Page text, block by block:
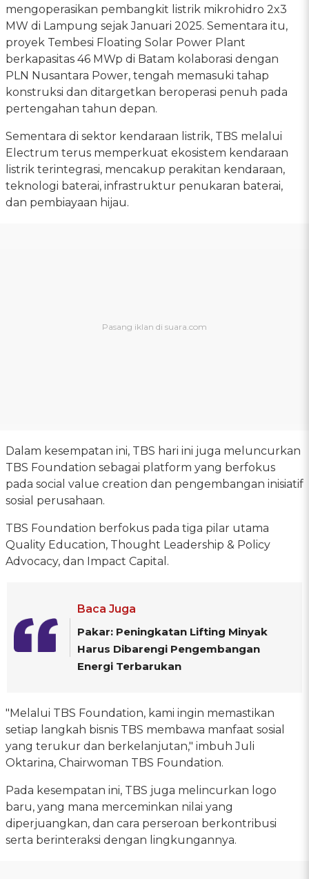
mengoperasikan pembangkit listrik mikrohidro 2x3
MW di Lampung sejak Januari 2025. Sementara itu,
proyek Tembesi Floating Solar Power Plant
berkapasitas 46 MWp di Batam kolaborasi dengan
PLN Nusantara Power, tengah memasuki tahap
konstruksi dan ditargetkan beroperasi penuh pada
pertengahan tahun depan.
Sementara di sektor kendaraan listrik, TBS melalui
Electrum terus memperkuat ekosistem kendaraan
listrik terintegrasi, mencakup perakitan kendaraan,
teknologi baterai, infrastruktur penukaran baterai,
dan pembiayaan hijau.
Dalam kesempatan ini, TBS hari ini juga meluncurkan
TBS Foundation sebagai platform yang berfokus
pada social value creation dan pengembangan inisiatif
sosial perusahaan.
TBS Foundation berfokus pada tiga pilar utama
Quality Education, Thought Leadership & Policy
Advocacy, dan Impact Capital.
Baca Juga
Pakar: Peningkatan Lifting Minyak
Harus Dibarengi Pengembangan
Energi Terbarukan
"Melalui TBS Foundation, kami ingin memastikan
setiap langkah bisnis TBS membawa manfaat sosial
yang terukur dan berkelanjutan," imbuh Juli
Oktarina, Chairwoman TBS Foundation.
Pada kesempatan ini, TBS juga melincurkan logo
baru, yang mana merceminkan nilai yang
diperjuangkan, dan cara perseroan berkontribusi
serta berinteraksi dengan lingkungannya.